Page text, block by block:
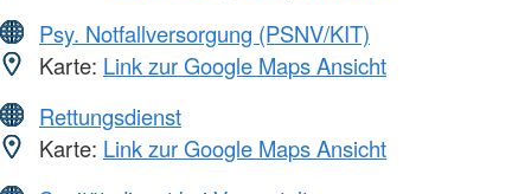
Psy. Notfallversorgung (PSNV/KIT)
Karte: Link zur Google Maps Ansicht
Rettungsdienst
Karte: Link zur Google Maps Ansicht